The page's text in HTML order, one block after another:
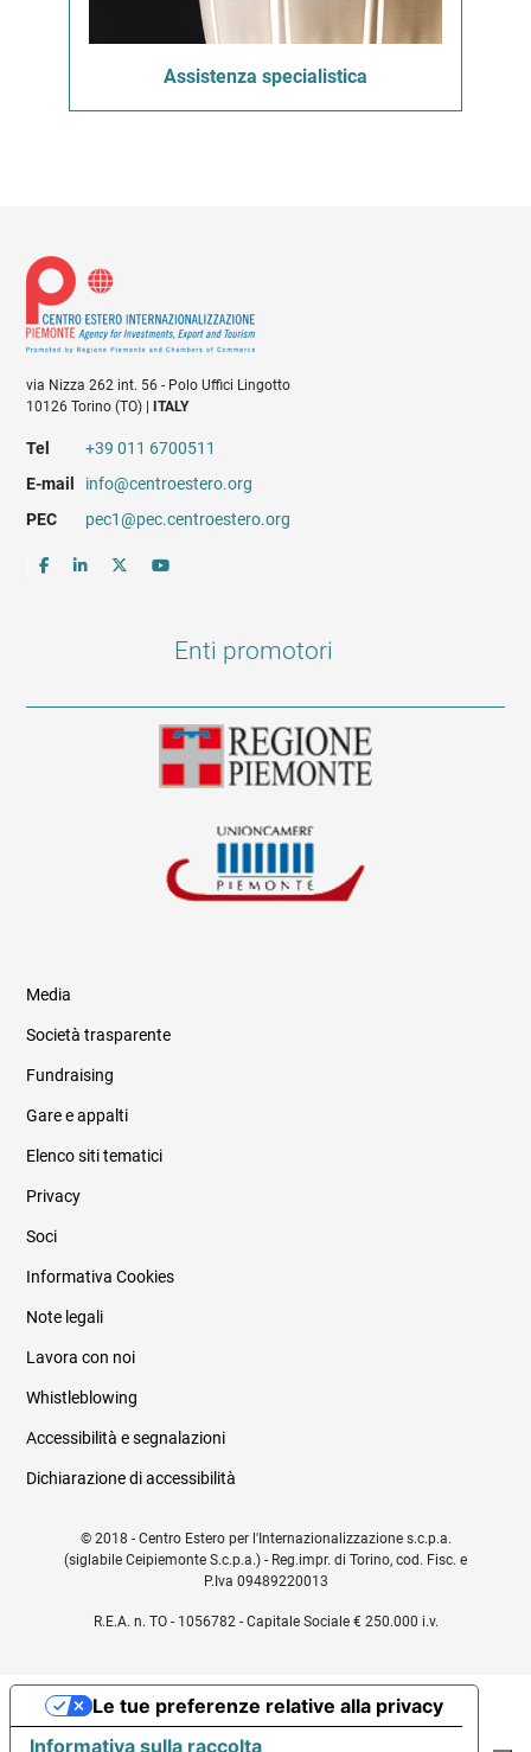
Assistenza specialistica
via Nizza 262 int. 56 - Polo Uffici Lingotto
10126 Torino (TO) |
ITALY
Tel
+39 011 6700511
E-mail
info@centroestero.org
PEC
pec1@pec.centroestero.org
Enti promotori
Informazioni legali e trasparenza
Media
Società trasparente
Fundraising
Gare e appalti
Elenco siti tematici
Privacy
Soci
Informativa Cookies
Note legali
Lavora con noi
Whistleblowing
Accessibilità e segnalazioni
Dichiarazione di accessibilità
© 2018 - Centro Estero per l'Internazionalizzazione s.c.p.a.
(siglabile Ceipiemonte S.c.p.a.) - Reg.impr. di Torino, cod. Fisc. e
P.Iva 09489220013
R.E.A. n. TO - 1056782 - Capitale Sociale € 250.000 i.v.
Informativa sulla raccolta
Le tue preferenze relative alla privacy